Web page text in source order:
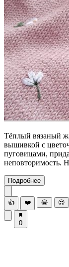
Тёплый вязаный
вышивкой с
пуговицами,
неповторимость.
Подробнее
👍 ❤️ 😂 😍
0